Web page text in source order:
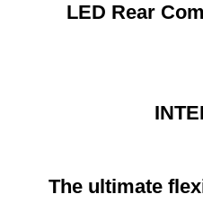
LED Rear
The ultimate